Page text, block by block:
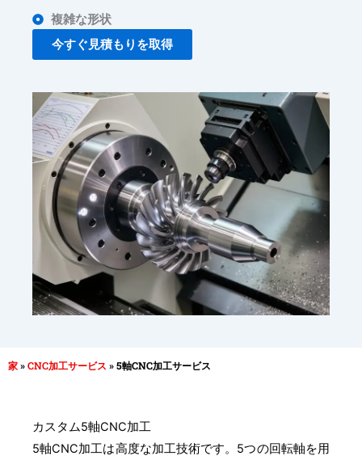
複雑な形状
今すぐ見積もりを取得
家»CNC加工サービス »5軸CNC加工サービス
カスタム5軸CNC加工
5軸CNC加工は高度な加工技術です。5つの回転軸を用